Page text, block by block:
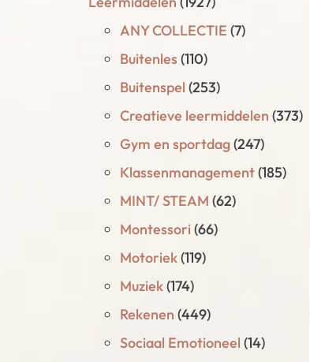
ANY COLLECTIE (7)
Buitenles (110)
Buitenspel (253)
Creatieve leermiddelen (373)
Gym en sportdag(247)
Klassenmanagement(185)
MINT/ STEAM (62)
Montessori(66)
Motoriek(119)
Muziek(174)
Rekenen (449)
Sociaal Emotioneel (14)